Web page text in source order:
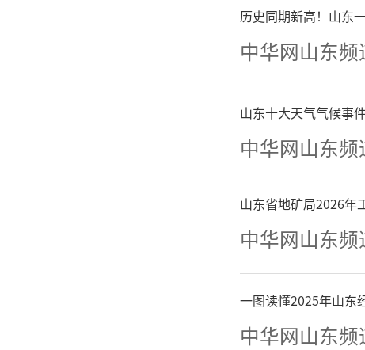
历史同期新高！山东
中华网山东频
山东十大天气气候事
中华网山东频
山东省地矿局2026
中华网山东频
一图读懂2025年山东
中华网山东频